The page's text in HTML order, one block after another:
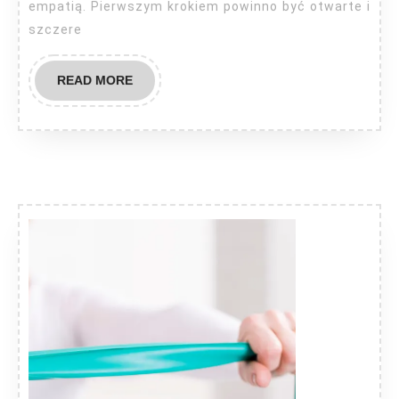
empatią. Pierwszym krokiem powinno być otwarte i
szczere
READ MOREREAD
MORE